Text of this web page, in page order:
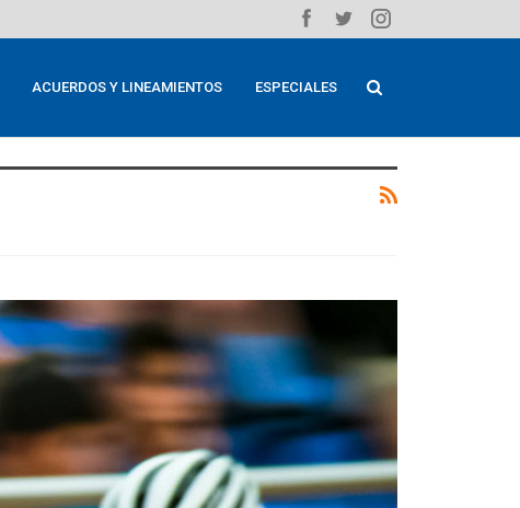
ACUERDOS Y LINEAMIENTOS ESPECIALES